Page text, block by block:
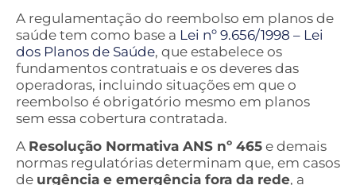
A regulamentação do reembolso em planos de
saúde tem como base a Lei nº 9.656/1998 – Lei
dos Planos de Saúde, que estabelece os
fundamentos contratuais e os deveres das
operadoras, incluindo situações em que o
reembolso é obrigatório mesmo em planos
sem essa cobertura contratada.
A Resolução Normativa ANS nº 465 e demais
normas regulatórias determinam que, em casos
de urgência e emergência fora da rede, a